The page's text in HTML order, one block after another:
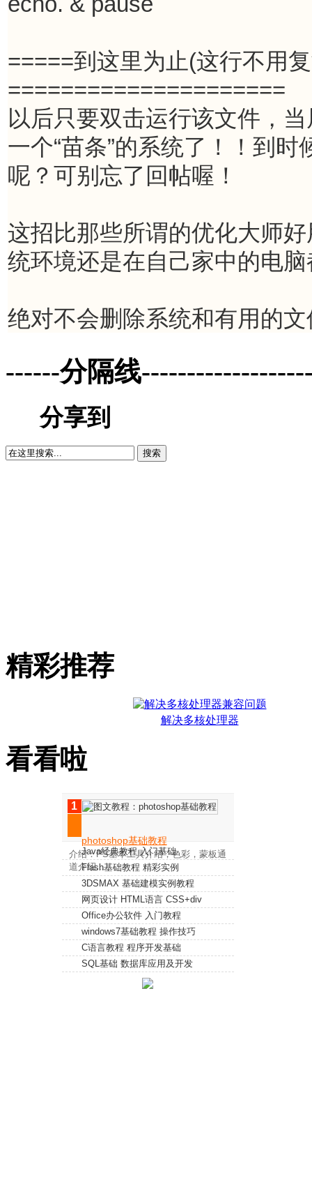
=====到这里为止(这行不用
=====================
以后只要双击运行该文件，
一个“苗条”的系统了！！到
呢？可别忘了回帖喔！
这招比那些所谓的优化大师
统环境还是在自己家中的电
绝对不会删除系统和有用的文
------分隔线
分享到
搜索
精彩推荐
解决多核处理器
看看啦